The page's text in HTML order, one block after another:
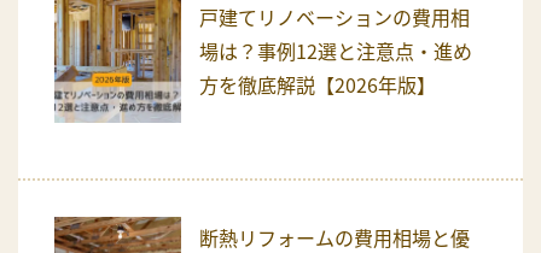
戸建てリノベーションの費用相
場は？事例12選と注意点・進め
方を徹底解説【2026年版】
断熱リフォームの費用相場と優